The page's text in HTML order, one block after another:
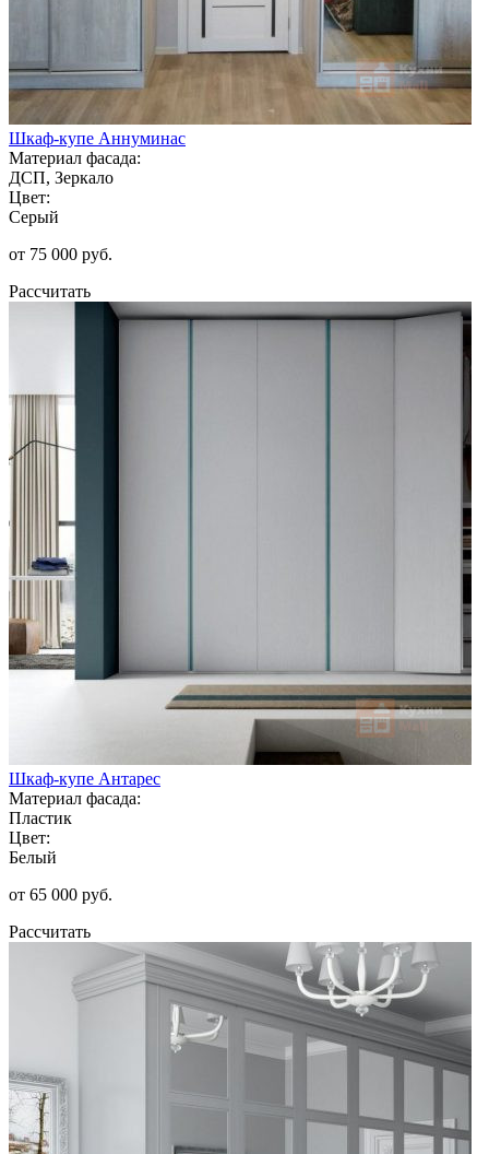
Шкаф-купе Аннуминас
Материал фасада:
ДСП, Зеркало
Цвет:
Серый
от 75 000 руб.
Рассчитать
Шкаф-купе Антарес
Материал фасада:
Пластик
Цвет:
Белый
от 65 000 руб.
Рассчитать